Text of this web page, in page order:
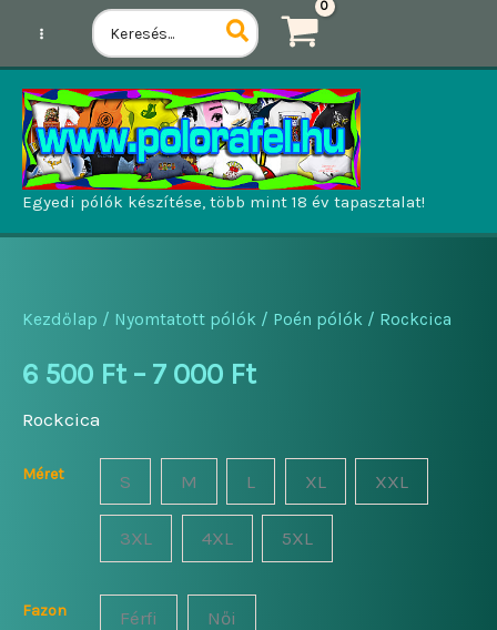
tartalomhoz
Search
for:
Egyedi pólók készítése, több mint 18 év tapasztalat!
Kezdőlap / Nyomtatott pólók / Poén pólók / Rockcica
6 500 Ft – 7 000 FtÁrtartomány:
500 Ft
-
7
Rockcica
Méret S M L XL XXL
3XL 4XL 5XL
Fazon Férfi Női